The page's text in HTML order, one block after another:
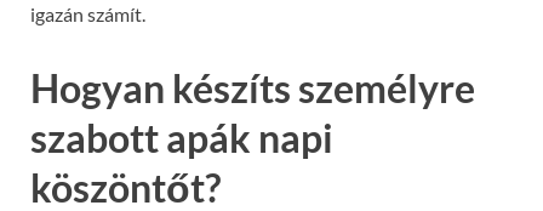
igazán számít.
Hogyan készíts személyre
szabott apák napi
köszöntőt?